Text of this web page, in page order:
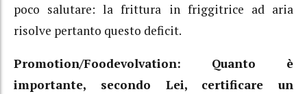
poco salutare: la frittura in friggitrice ad aria
risolve pertanto questo deficit.
Promotion/Foodevolvation: Quanto è
importante, secondo Lei, certificare un